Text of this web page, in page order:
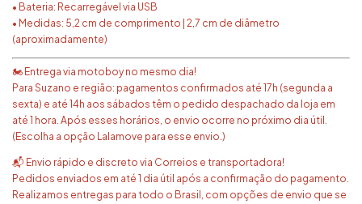
• Bateria: Recarregável via USB
• Medidas: 5,2 cm de comprimento | 2,7 cm de diâmetro
(aproximadamente)
🏍️ Entrega via motoboy no mesmo dia!
Para Suzano e região: pagamentos confirmados até 17h (segunda a
sexta) e até 14h aos sábados têm o pedido despachado da loja em
até 1 hora. Após esses horários, o envio ocorre no próximo dia útil.
(Escolha a opção Lalamove para esse envio.)
📬 Envio rápido e discreto via Correios e transportadora!
Pedidos enviados em até 1 dia útil após a confirmação do pagamento.
Realizamos entregas para todo o Brasil, com opções de envio que se